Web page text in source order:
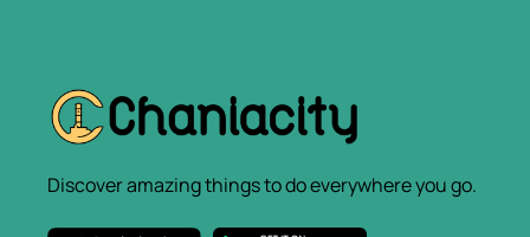
Discover amazing things to do everywhere you go.